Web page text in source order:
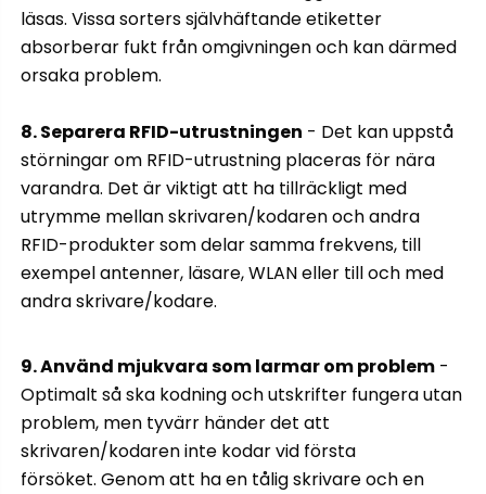
läsas. Vissa sorters självhäftande etiketter
absorberar fukt från omgivningen och kan därmed
orsaka problem.
8. Separera RFID-utrustningen - Det kan uppstå
störningar om RFID-utrustning placeras för nära
varandra. Det är viktigt att ha tillräckligt med
utrymme mellan skrivaren/kodaren och andra
RFID-produkter som delar samma frekvens, till
exempel antenner, läsare, WLAN eller till och med
andra skrivare/kodare.
9. Använd mjukvara som larmar om problem -
Optimalt så ska kodning och utskrifter fungera utan
problem, men tyvärr händer det att
skrivaren/kodaren inte kodar vid första
försöket. Genom att ha en tålig skrivare och en